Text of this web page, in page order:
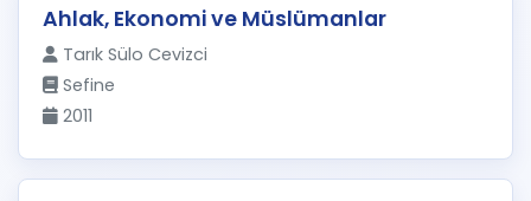
Ahlak, Ekonomi ve Müslümanlar
Tarık Sülo Cevizci
Sefine
2011